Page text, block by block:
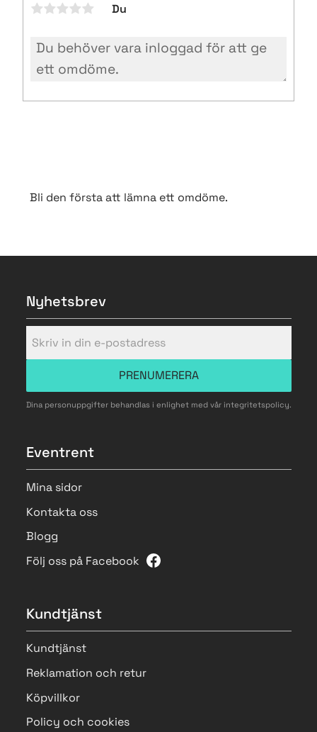
Du
Bli den första att lämna ett omdöme.
Nyhetsbrev
PRENUMERERA
Dina personuppgifter behandlas i enlighet med vår integritetspolicy.
Eventrent
Mina sidor
Kontakta oss
Blogg
Följ oss på Facebook
Kundtjänst
Kundtjänst
Reklamation och retur
Köpvillkor
Policy och cookies